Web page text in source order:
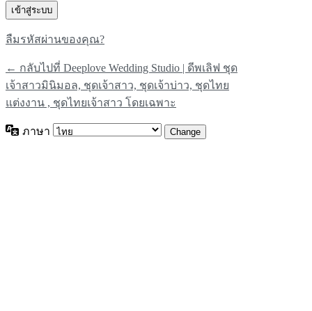
ลืมรหัสผ่านของคุณ?
← กลับไปที่ Deeplove Wedding Studio | ดีพเลิฟ ชุด
เจ้าสาวมินิมอล, ชุดเจ้าสาว, ชุดเจ้าบ่าว, ชุดไทย
แต่งงาน , ชุดไทยเจ้าสาว โดยเฉพาะ
ภาษา